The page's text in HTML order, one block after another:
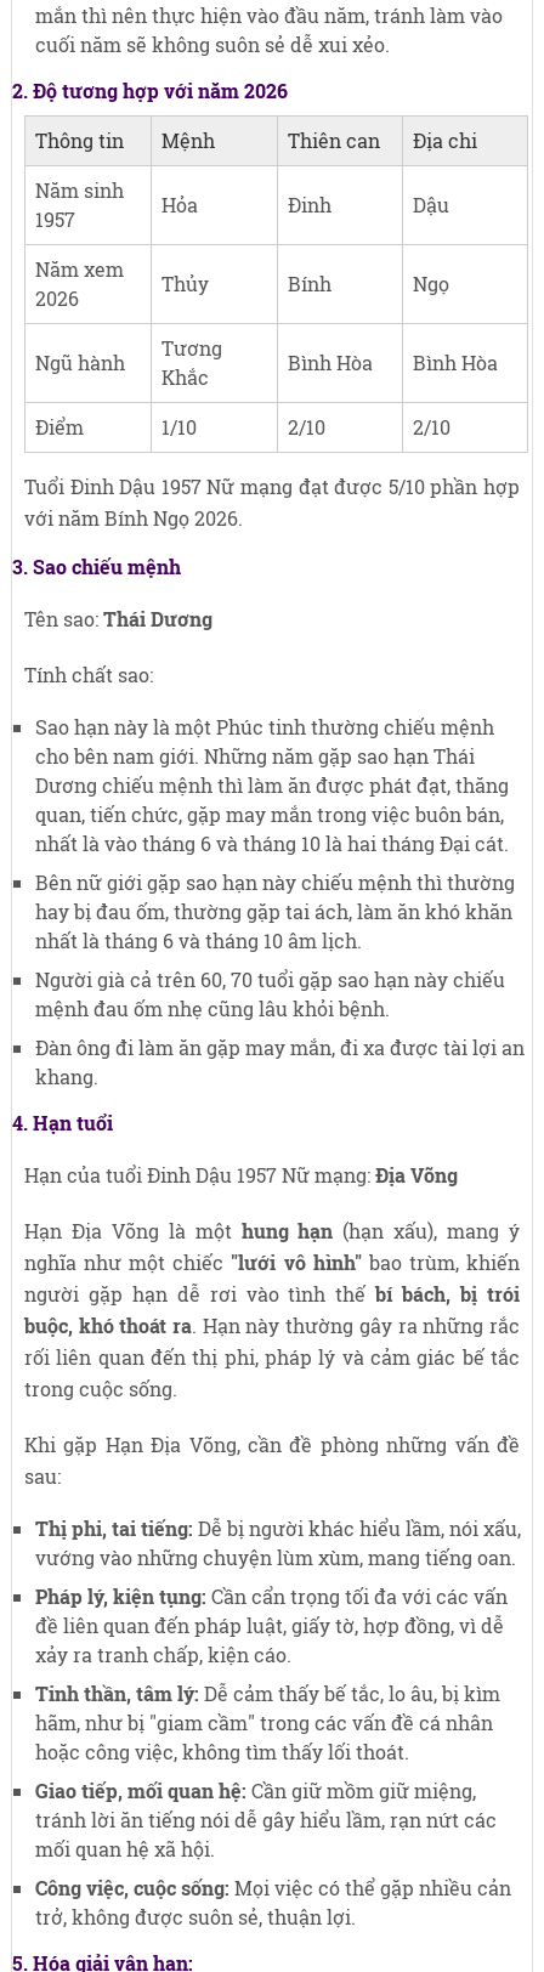
mắn thì nên thực hiện vào đầu năm, tránh làm vào
cuối năm sẽ không suôn sẻ dễ xui xẻo.
2. Độ tương hợp với năm 2026
Thông tin
Mệnh Thiên can
Địa chi
Năm sinh
1957
Hỏa Đinh Dậu
Năm xem
2026
Thủy Bính Ngọ
Ngũ hành
Tương
Khắc
Bình Hòa Bình Hòa
Điểm 1/10 2/10 2/10
Tuổi Đinh Dậu 1957 Nữ mạng đạt được 5/10 phần hợp
với năm Bính Ngọ 2026.
3. Sao chiếu mệnh
Tên sao:Thái Dương
Tính chất sao:
Sao hạn này là một Phúc tinh thường chiếu mệnh
cho bên nam giới. Những năm gặp sao hạn Thái
Dương chiếu mệnh thì làm ăn được phát đạt, thăng
quan, tiến chức, gặp may mắn trong việc buôn bán,
nhất là vào tháng 6 và tháng 10 là hai tháng Đại cát.
Bên nữ giới gặp sao hạn này chiếu mệnh thì thường
hay bị đau ốm, thường gặp tai ách, làm ăn khó khăn
nhất là tháng 6 và tháng 10 âm lịch.
Người già cả trên 60, 70 tuổi gặp sao hạn này chiếu
mệnh đau ốm nhẹ cũng lâu khỏi bệnh.
Đàn ông đi làm ăn gặp may mắn, đi xa được tài lợi an
khang.
4. Hạn tuổi
Hạn của tuổi Đinh Dậu 1957 Nữ mạng:Địa Võng
Hạn Địa Võng là một hung hạn (hạn xấu), mang ý
nghĩa như một chiếc "lưới vô hình"bao trùm, khiến
người gặp hạn dễ rơi vào tình thếbí bách, bị trói
buộc, khó thoát ra. Hạn này thường gây ra những rắc
rối liên quan đến thị phi, pháp lý và cảm giác bế tắc
trong cuộc sống.
Khi gặp Hạn Địa Võng, cần đề phòng những vấn đề
sau:
Thị phi, tai tiếng: Dễ bị người khác hiểu lầm, nói xấu,
vướng vào những chuyện lùm xùm, mang tiếng oan.
Pháp lý, kiện tụng: Cần cẩn trọng tối đa với các vấn
đề liên quan đến pháp luật, giấy tờ, hợp đồng, vì dễ
xảy ra tranh chấp, kiện cáo.
Tinh thần, tâm lý: Dễ cảm thấy bế tắc, lo âu, bị kìm
hãm, như bị "giam cầm" trong các vấn đề cá nhân
hoặc công việc, không tìm thấy lối thoát.
Giao tiếp, mối quan hệ: Cần giữ mồm giữ miệng,
tránh lời ăn tiếng nói dễ gây hiểu lầm, rạn nứt các
mối quan hệ xã hội.
Công việc, cuộc sống: Mọi việc có thể gặp nhiều cản
trở, không được suôn sẻ, thuận lợi.
5. Hóa giải vận hạn: